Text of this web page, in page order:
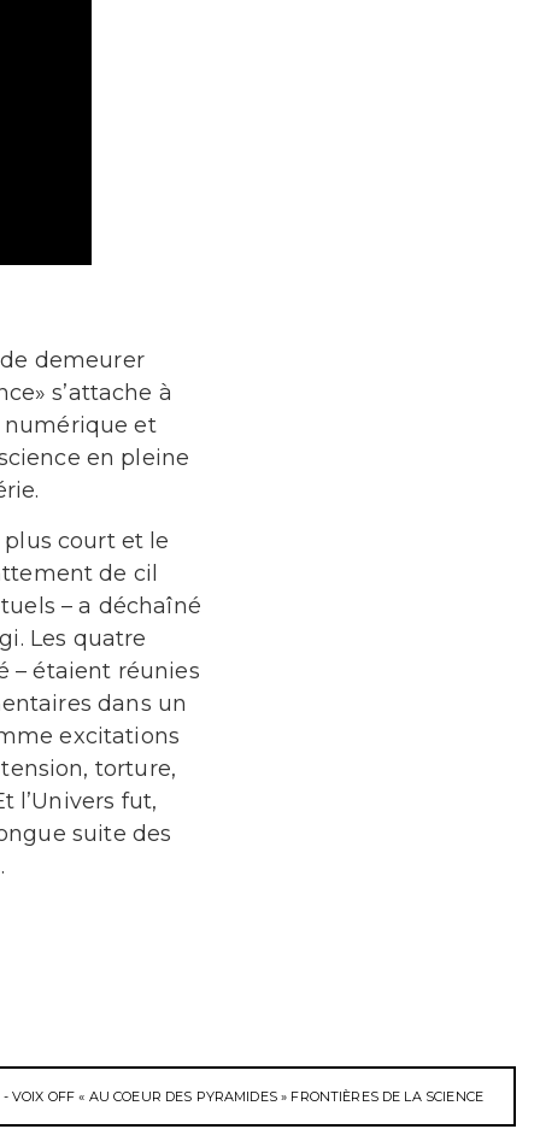
demeurer
s’attache à
numérique et
en pleine
court et le
de cil
– a déchaîné
Les quatre
– étaient réunies
dans un
excitations
torture,
l’Univers fut,
suite des
VOIX OFF « AU COEUR DES PYRAMIDES » FRONTIÈRES DE LA SCIENCE